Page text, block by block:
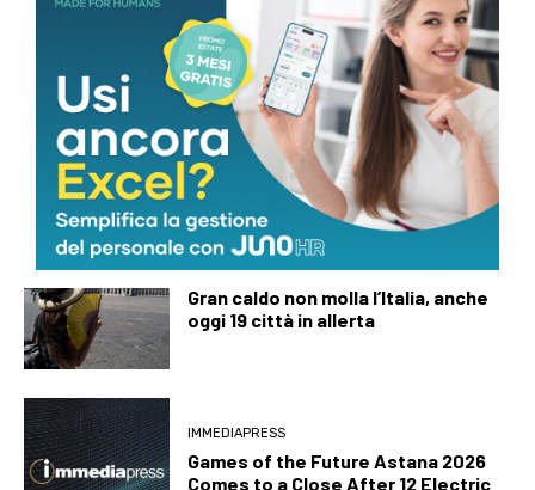
ULTIMA ORA
Campi Flegrei, nuovo terremoto
nella notte: scossa di magnitudo 3
ULTIMA ORA
Gran caldo non molla l’Italia, anche
oggi 19 città in allerta
IMMEDIAPRESS
Games of the Future Astana 2026
Comes to a Close After 12 Electric